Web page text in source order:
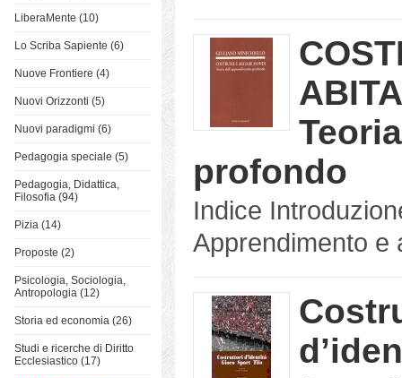
LiberaMente (10)
Lo Scriba Sapiente (6)
Nuove Frontiere (4)
Nuovi Orizzonti (5)
Nuovi paradigmi (6)
Pedagogia speciale (5)
Pedagogia, Didattica,
Filosofia (94)
Pizia (14)
Proposte (2)
Psicologia, Sociologia,
Antropologia (12)
Storia ed economia (26)
Studi e ricerche di Diritto
Ecclesiastico (17)
profondo
Indice
Apprendimento e